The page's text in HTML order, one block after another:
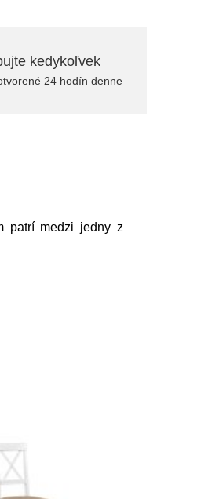
kedykoľvek
24 hodín denne
patrí medzi jedny z